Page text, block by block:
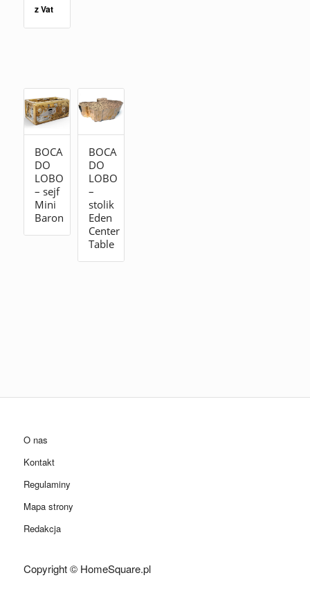
z Vat
BOCA
DO
LOBO
– sejf
Mini
Baron
BOCA
DO
LOBO
–
stolik
Eden
Center
Table
O nas
Kontakt
Regulaminy
Mapa strony
Redakcja
Copyright © HomeSquare.pl